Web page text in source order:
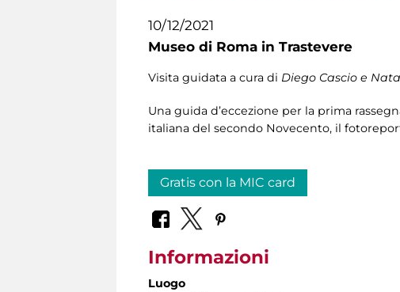
10/12/2021
Museo di Roma in Trastevere
Visita guidata a cura di Diego Cascio e
Una guida d’eccezione per la prima
italiana del secondo Novecento, il
Gratis con la MIC card
Informazioni
Luogo